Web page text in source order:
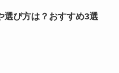
選び方は？おすすめ3選